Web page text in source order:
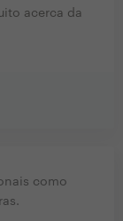
acerca da
como